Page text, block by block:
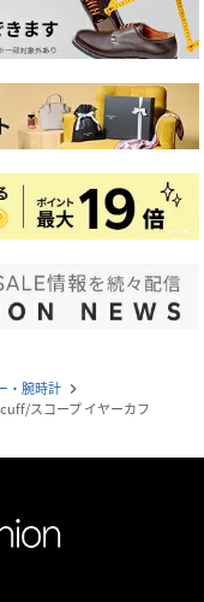
・腕時計 navigate_next
スコープ イヤーカフ